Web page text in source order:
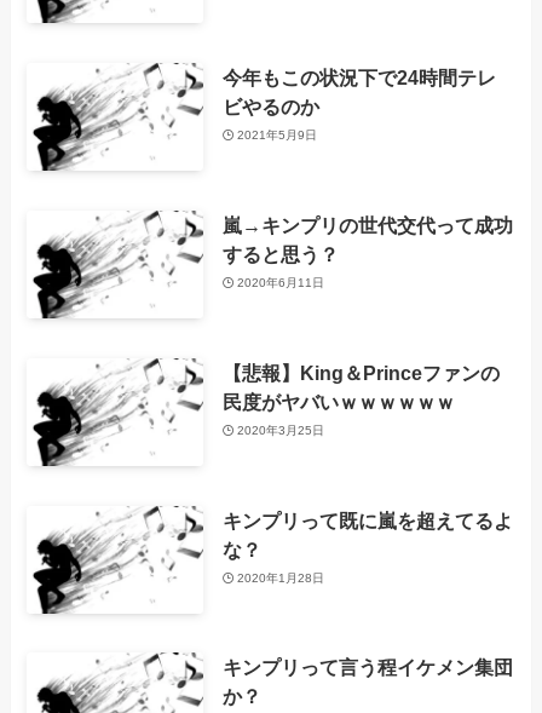
今年もこの状況下で24時間テレ
ビやるのか
2021年5月9日
嵐→キンプリの世代交代って成功
すると思う？
2020年6月11日
【悲報】King＆Princeファンの
民度がヤバいｗｗｗｗｗｗ
2020年3月25日
キンプリって既に嵐を超えてるよ
な？
2020年1月28日
キンプリって言う程イケメン集団
か？